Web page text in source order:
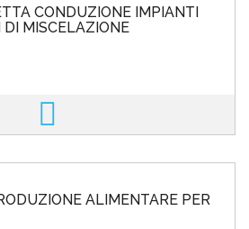
CONDUZIONE IMPIANTI
MISCELAZIONE
ALIMENTARE PER